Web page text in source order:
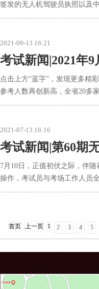
签发的无人机驾驶员执照以及
2021-09-13 16:21
考试新闻|2021年
点击上方“蓝字”，发现更多精
参考人数再创新高，全省20多
2021-07-13 16:16
考试新闻|第60期
7月10日，正值初伏之际，伴
操作，考试员与考场工作人员
首页 上一页 1 2 3 4 5